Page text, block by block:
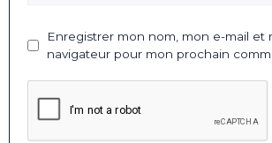
Enregistrer mon nom, mon e-mail et
navigateur pour mon prochain